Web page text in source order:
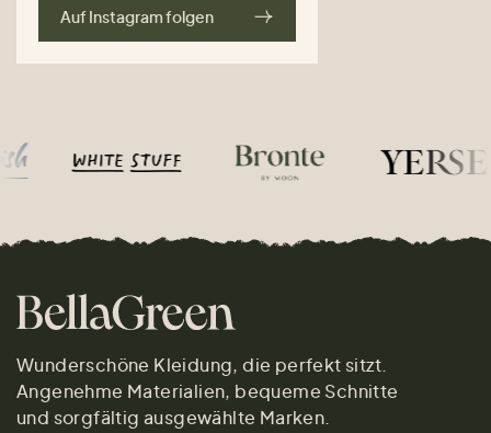
Auf Instagram folgen
Wunderschöne Kleidung, die perfekt sitzt.
Angenehme Materialien, bequeme Schnitte
und sorgfältig ausgewählte Marken.